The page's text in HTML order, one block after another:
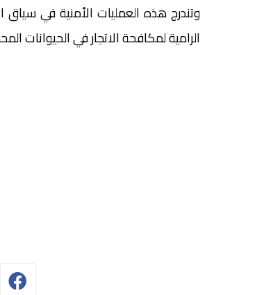
الرامية لمكافحة الاتجار في الحيوانات